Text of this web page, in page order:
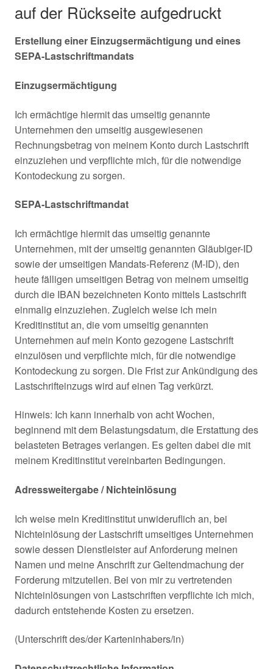
auf der Rückseite aufgedruckt
Erstellung einer Einzugsermächtigung und eines
SEPA-Lastschriftmandats
Einzugsermächtigung
Ich ermächtige hiermit das umseitig genannte
Unternehmen den umseitig ausgewiesenen
Rechnungsbetrag von meinem Konto durch Lastschrift
einzuziehen und verpflichte mich, für die notwendige
Kontodeckung zu sorgen.
SEPA-Lastschriftmandat
Ich ermächtige hiermit das umseitig genannte
Unternehmen, mit der umseitig genannten Gläubiger-ID
sowie der umseitigen Mandats-Referenz (M-ID), den
heute fälligen umseitigen Betrag von meinem umseitig
durch die IBAN bezeichneten Konto mittels Lastschrift
einmalig einzuziehen. Zugleich weise ich mein
Kreditinstitut an, die vom umseitig genannten
Unternehmen auf mein Konto gezogene Lastschrift
einzulösen und verpflichte mich, für die notwendige
Kontodeckung zu sorgen. Die Frist zur Ankündigung des
Lastschrifteinzugs wird auf einen Tag verkürzt.
Hinweis: Ich kann innerhalb von acht Wochen,
beginnend mit dem Belastungsdatum, die Erstattung des
belasteten Betrages verlangen. Es gelten dabei die mit
meinem Kreditinstitut vereinbarten Bedingungen.
Adressweitergabe / Nichteinlösung
Ich weise mein Kreditinstitut unwideruflich an, bei
Nichteinlösung der Lastschrift umseitiges Unternehmen
sowie dessen Dienstleister auf Anforderung meinen
Namen und meine Anschrift zur Geltendmachung der
Forderung mitzuteilen. Bei von mir zu vertretenden
Nichteinlösungen von Lastschriften verpflichte ich mich,
dadurch entstehende Kosten zu ersetzen.
(Unterschrift des/der Karteninhabers/in)